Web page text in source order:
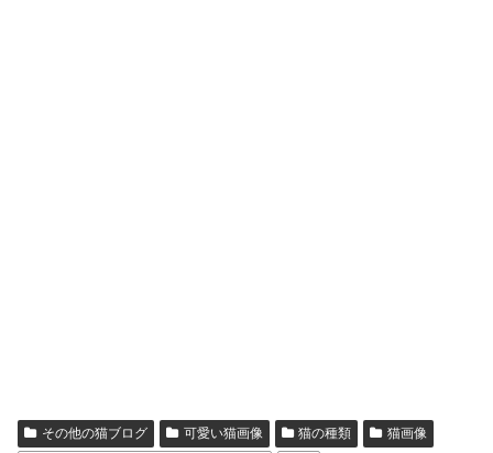
その他の猫ブログ 可愛い猫画像 猫の種類
猫画像